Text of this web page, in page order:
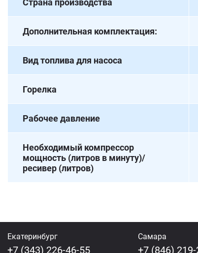
Страна производства
Дополнительная комплектация:
Вид топлива для насоса
Горелка
Рабочее давление
Необходимый компрессор
мощность (литров в минуту)/
ресивер (литров)
Екатеринбург
+7 (343) 226-46-55
Самара
+7 (846)